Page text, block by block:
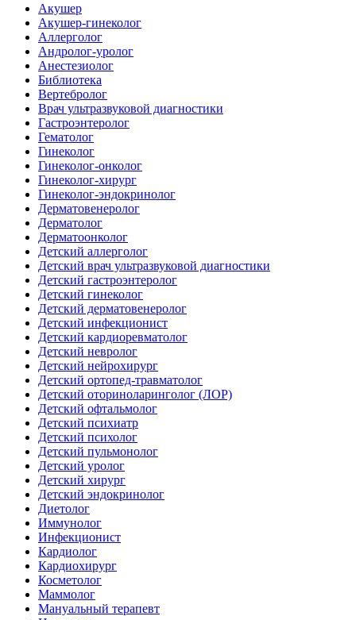
Акушер
Акушер-гинеколог
Аллерголог
Андролог-уролог
Анестезиолог
Библиотека
Вертебролог
Врач ультразвуковой диагностики
Гастроэнтеролог
Гематолог
Гинеколог
Гинеколог-онколог
Гинеколог-хирург
Гинеколог-эндокринолог
Дерматовенеролог
Дерматолог
Дерматоонколог
Детский аллерголог
Детский врач ультразвуковой диагностики
Детский гастроэнтеролог
Детский гинеколог
Детский дерматовенеролог
Детский инфекционист
Детский кардиоревматолог
Детский невролог
Детский нейрохирург
Детский ортопед-травматолог
Детский оториноларинголог (ЛОР)
Детский офтальмолог
Детский психиатр
Детский психолог
Детский пульмонолог
Детский уролог
Детский хирург
Детский эндокринолог
Диетолог
Иммунолог
Инфекционист
Кардиолог
Кардиохирург
Косметолог
Маммолог
Мануальный терапевт